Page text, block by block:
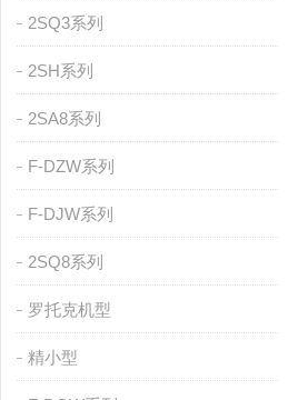
2SQ3系列
2SH系列
2SA8系列
F-DZW系列
F-DJW系列
2SQ8系列
罗托克机型
精小型